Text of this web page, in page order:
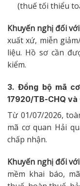
(thuế tối thiểu
Khuyến nghị đối
xuất xứ, miễn
liệu. Hồ sơ cần
kiểm.
3. Đồng bộ mã
17920/TB-CHQ và
Từ 01/07/2026,
mã cơ quan Hải
chấp nhận.
Khuyến nghị đối
mềm khai báo,